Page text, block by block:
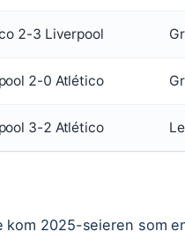
2-3 Liverpool
2-0 Atlético
3-2 Atlético
kom 2025-seieren som